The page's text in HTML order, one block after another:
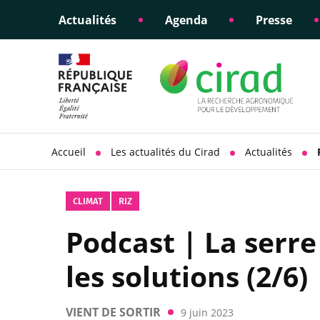
Actualités Agenda Presse
Éclairer les politiques
Appui à la
scientifique
Engagements éthiques
sociétale
Accueil Les actualités du Cirad Actualités
CLIMAT RIZ
Podcast | La
les solutions (2/6)
VIENT DE SORTIR 9 juin 2023